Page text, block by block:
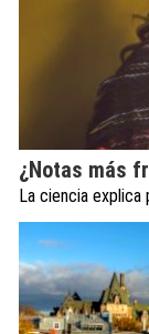
¿Notas más
La ciencia explica